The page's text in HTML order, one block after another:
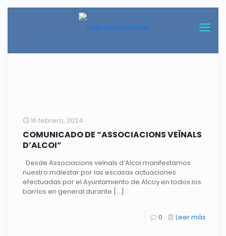
16 febrero, 2024
COMUNICADO DE “ASSOCIACIONS VEÏNALS
D’ALCOI”
Desde Associacions veïnals d’Alcoi manifestamos
nuestro malestar por las escasas actuaciones
efectuadas por el Ayuntamiento de Alcoy en todos los
barrios en general durante […]
0 Leer más